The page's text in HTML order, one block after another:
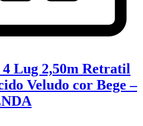
Lug 2,50m Retratil
Veludo cor Bege –